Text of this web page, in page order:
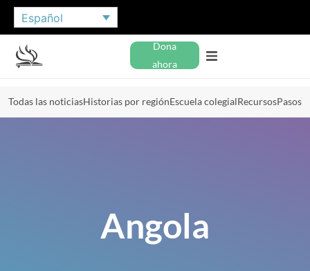
Español
Dona
ahora
Todas las noticiasHistorias por regiónEscuela colegialRecursosPasos
Angola